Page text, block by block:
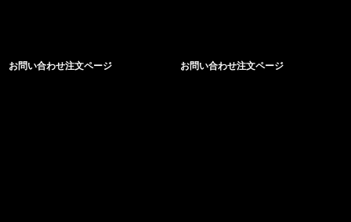
お問い合わせ注文ページ お問い合わせ注文ページ